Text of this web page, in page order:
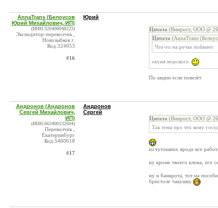
AnnaTrans (Белоусов
Юрий Михайлович, ИП)
(ИНН:320400048223)
Экспедитор-перевозчик ,
Новозыбков г.
Код:324053
#16
Юрий
Цитата (Винрост, ООО @
Цитата (AnnaTrans
Что-то на речке поймает
окуня морского.
По акции если повезёт
Андронов (Андронов
Сергей Михайлович,
ИП)
(ИНН:663400132604)
Перевозчик ,
Екатеринбург
Код:5460618
#17
Андронов
Сергей
Цитата (Винрост, ООО @
Так тема про тех кому
из тутошних вроде все
ну кроме твоего клона, его
ну и банкрота, тот на
бристоле чакушку